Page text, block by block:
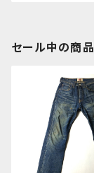
セール中の商品